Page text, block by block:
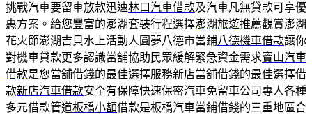
挑戰汽車要留車放款迅速林口汽車借款及汽車凡無貸款可享優
惠方案。給您豐富的澎湖套裝行程選擇澎湖旅遊推薦觀賞澎湖
花火節澎湖吉貝水上活動人圓夢八德市當鋪八德機車借款讓你
對機車貸款更多認識當舖協助民眾緩解緊急資金需求寶山汽車
借款是您當舖借錢的最佳選擇服務新店當舖借錢的最佳選擇借
款新店汽車借款安全有保障快速保密汽車免留車公司專人各種
多元借款管道板橋小額借款是板橋汽車當鋪借錢的三重地區合